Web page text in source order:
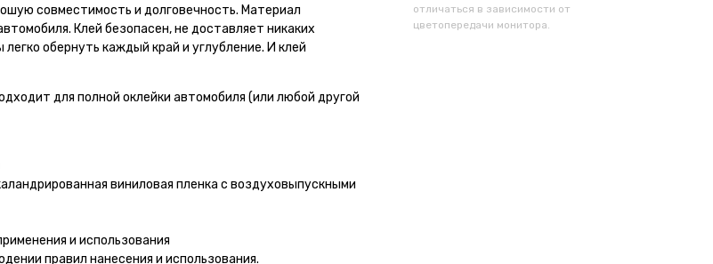
отличаться в зависимости от
цветопередачи монитора.
совместимость и долговечность. Материал
Клей безопасен, не доставляет никаких
обернуть каждый край и углубление. И клей
для полной оклейки автомобиля (или любой другой
виниловая пленка с воздуховыпускными
и использования
правил нанесения и использования.